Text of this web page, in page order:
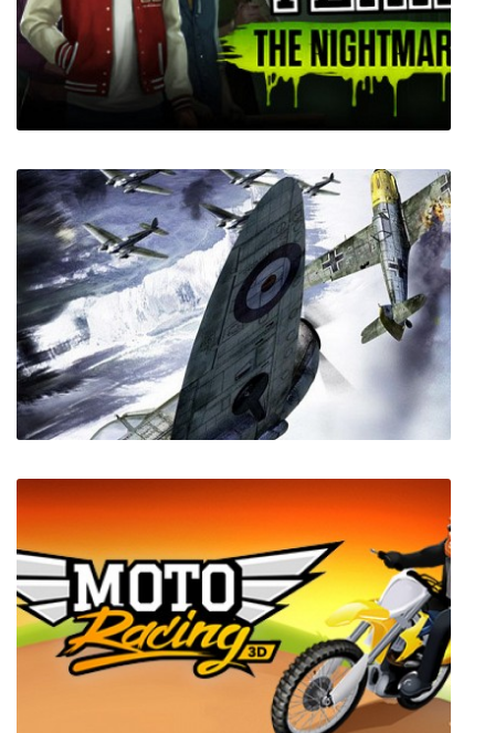
Kingdom Builders
Last Year The Nightmare
Ил-2 Штурмовик: Чужое небо